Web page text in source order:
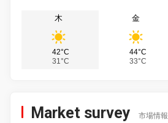
木
42°C
31°C
金
44°C
33°C
Market survey 市場情報